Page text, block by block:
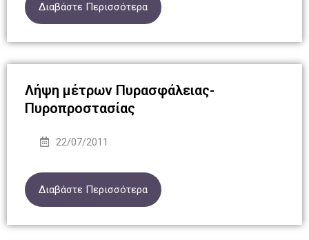
Διαβάστε Περισσότερα
Λήψη μέτρων Πυρασφάλειας-
Πυροπροστασίας
22/07/2011
Διαβάστε Περισσότερα